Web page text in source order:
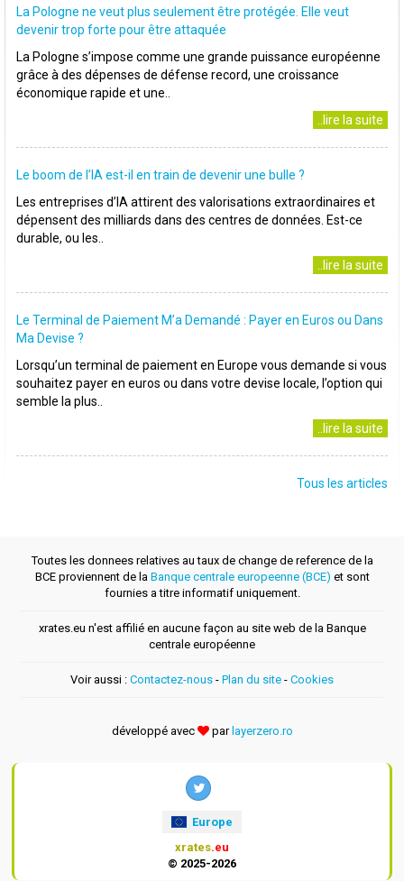
La Pologne ne veut plus seulement être protégée. Elle veut
devenir trop forte pour être attaquée
La Pologne s’impose comme une grande puissance européenne
grâce à des dépenses de défense record, une croissance
économique rapide et une..
..lire la suite
Le boom de l’IA est-il en train de devenir une bulle ?
Les entreprises d’IA attirent des valorisations extraordinaires et
dépensent des milliards dans des centres de données. Est-ce
durable, ou les..
..lire la suite
Le Terminal de Paiement M’a Demandé : Payer en Euros ou Dans
Ma Devise ?
Lorsqu’un terminal de paiement en Europe vous demande si vous
souhaitez payer en euros ou dans votre devise locale, l’option qui
semble la plus..
..lire la suite
Tous les articles
Toutes les donnees relatives au taux de change de reference de la
BCE proviennent de la Banque centrale europeenne (BCE) et sont
fournies a titre informatif uniquement.
xrates.eu n'est affilié en aucune façon au site web de la Banque
centrale européenne
Voir aussi : Contactez-nous - Plan du site - Cookies
développé avec par layerzero.ro
Europe
xrates.eu
© 2025-2026